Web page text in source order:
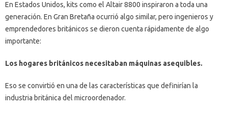
En Estados Unidos, kits como el Altair 8800 inspiraron a toda una
generación. En Gran Bretaña ocurrió algo similar, pero ingenieros y
emprendedores británicos se dieron cuenta rápidamente de algo
importante:
Los hogares británicos necesitaban máquinas asequibles.
Eso se convirtió en una de las características que definirían la
industria británica del microordenador.